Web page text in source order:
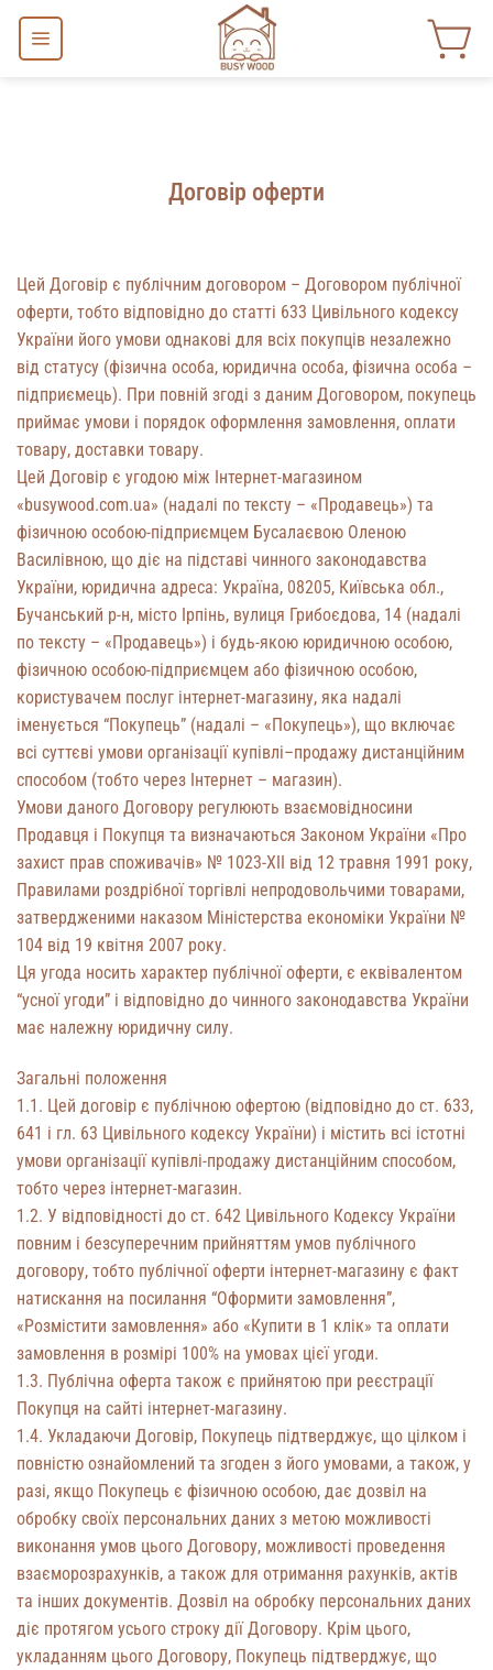
Skip
content
Договір оферти
Цей Договір є публічним договором – Договором публічної
оферти, тобто відповідно до статті 633 Цивільного кодексу
України його умови однакові для всіх покупців незалежно
від статусу (фізична особа, юридична особа, фізична особа –
підприємець). При повній згоді з даним Договором, покупець
приймає умови і порядок оформлення замовлення, оплати
товару, доставки товару.
Цей Договір є угодою між Інтернет-магазином
«busywood.com.ua» (надалі по тексту – «Продавець») та
фізичною особою-підприємцем Бусалаєвою Оленою
Василівною, що діє на підставі чинного законодавства
України, юридична адреса: Україна, 08205, Київська обл.,
Бучанський р-н, місто Ірпінь, вулиця Грибоєдова, 14 (надалі
по тексту – «Продавець») і будь-якою юридичною особою,
фізичною особою-підприємцем або фізичною особою,
користувачем послуг інтернет-магазину, яка надалі
іменується “Покупець” (надалі – «Покупець»), що включає
всі суттєві умови організації купівлі–продажу дистанційним
способом (тобто через Інтернет – магазин).
Умови даного Договору регулюють взаємовідносини
Продавця і Покупця та визначаються Законом України «Про
захист прав споживачів» № 1023-XII від 12 травня 1991 року,
Правилами роздрібної торгівлі непродовольчими товарами,
затвердженими наказом Міністерства економіки України №
104 від 19 квітня 2007 року.
Ця угода носить характер публічної оферти, є еквівалентом
“усної угоди” і відповідно до чинного законодавства України
має належну юридичну силу.
Загальні положення
1.1. Цей договір є публічною офертою (відповідно до ст. 633,
641 і гл. 63 Цивільного кодексу України) і містить всі істотні
умови організації купівлі-продажу дистанційним способом,
тобто через інтернет-магазин.
1.2. У відповідності до ст. 642 Цивільного Кодексу України
повним і безсуперечним прийняттям умов публічного
договору, тобто публічної оферти інтернет-магазину є факт
натискання на посилання “Оформити замовлення”,
«Розмістити замовлення» або «Купити в 1 клік» та оплати
замовлення в розмірі 100% на умовах цієї угоди.
1.3. Публічна оферта також є прийнятою при реєстрації
Покупця на сайті інтернет-магазину.
1.4. Укладаючи Договір, Покупець підтверджує, що цілком і
повністю ознайомлений та згоден з його умовами, а також, у
разі, якщо Покупець є фізичною особою, дає дозвіл на
обробку своїх персональних даних з метою можливості
виконання умов цього Договору, можливості проведення
взаєморозрахунків, а також для отримання рахунків, актів
та інших документів. Дозвіл на обробку персональних даних
діє протягом усього строку дії Договору. Крім цього,
укладанням цього Договору, Покупець підтверджує, що